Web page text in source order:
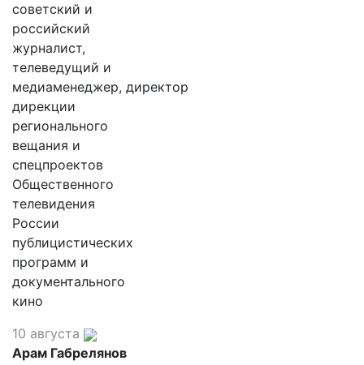
советский и
российский
журналист,
телеведущий и
медиаменеджер, директор
дирекции
регионального
вещания и
спецпроектов
Общественного
телевидения
России
публицистических
программ и
документального
кино
10 августа
Арам Габрелянов